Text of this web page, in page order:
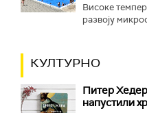
Високе
развоју
КУЛТУРНО
Питер
напустили